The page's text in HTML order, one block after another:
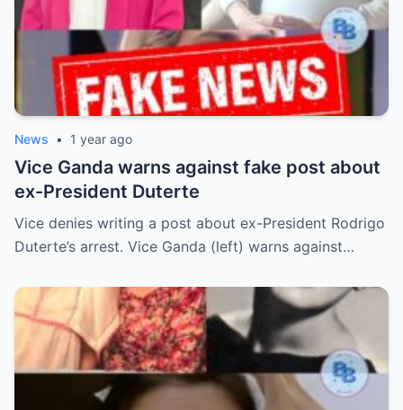
News • 1 year ago
Vice Ganda warns against fake post about
ex-President Duterte
Vice denies writing a post about ex-President Rodrigo
Duterte’s arrest. Vice Ganda (left) warns against…